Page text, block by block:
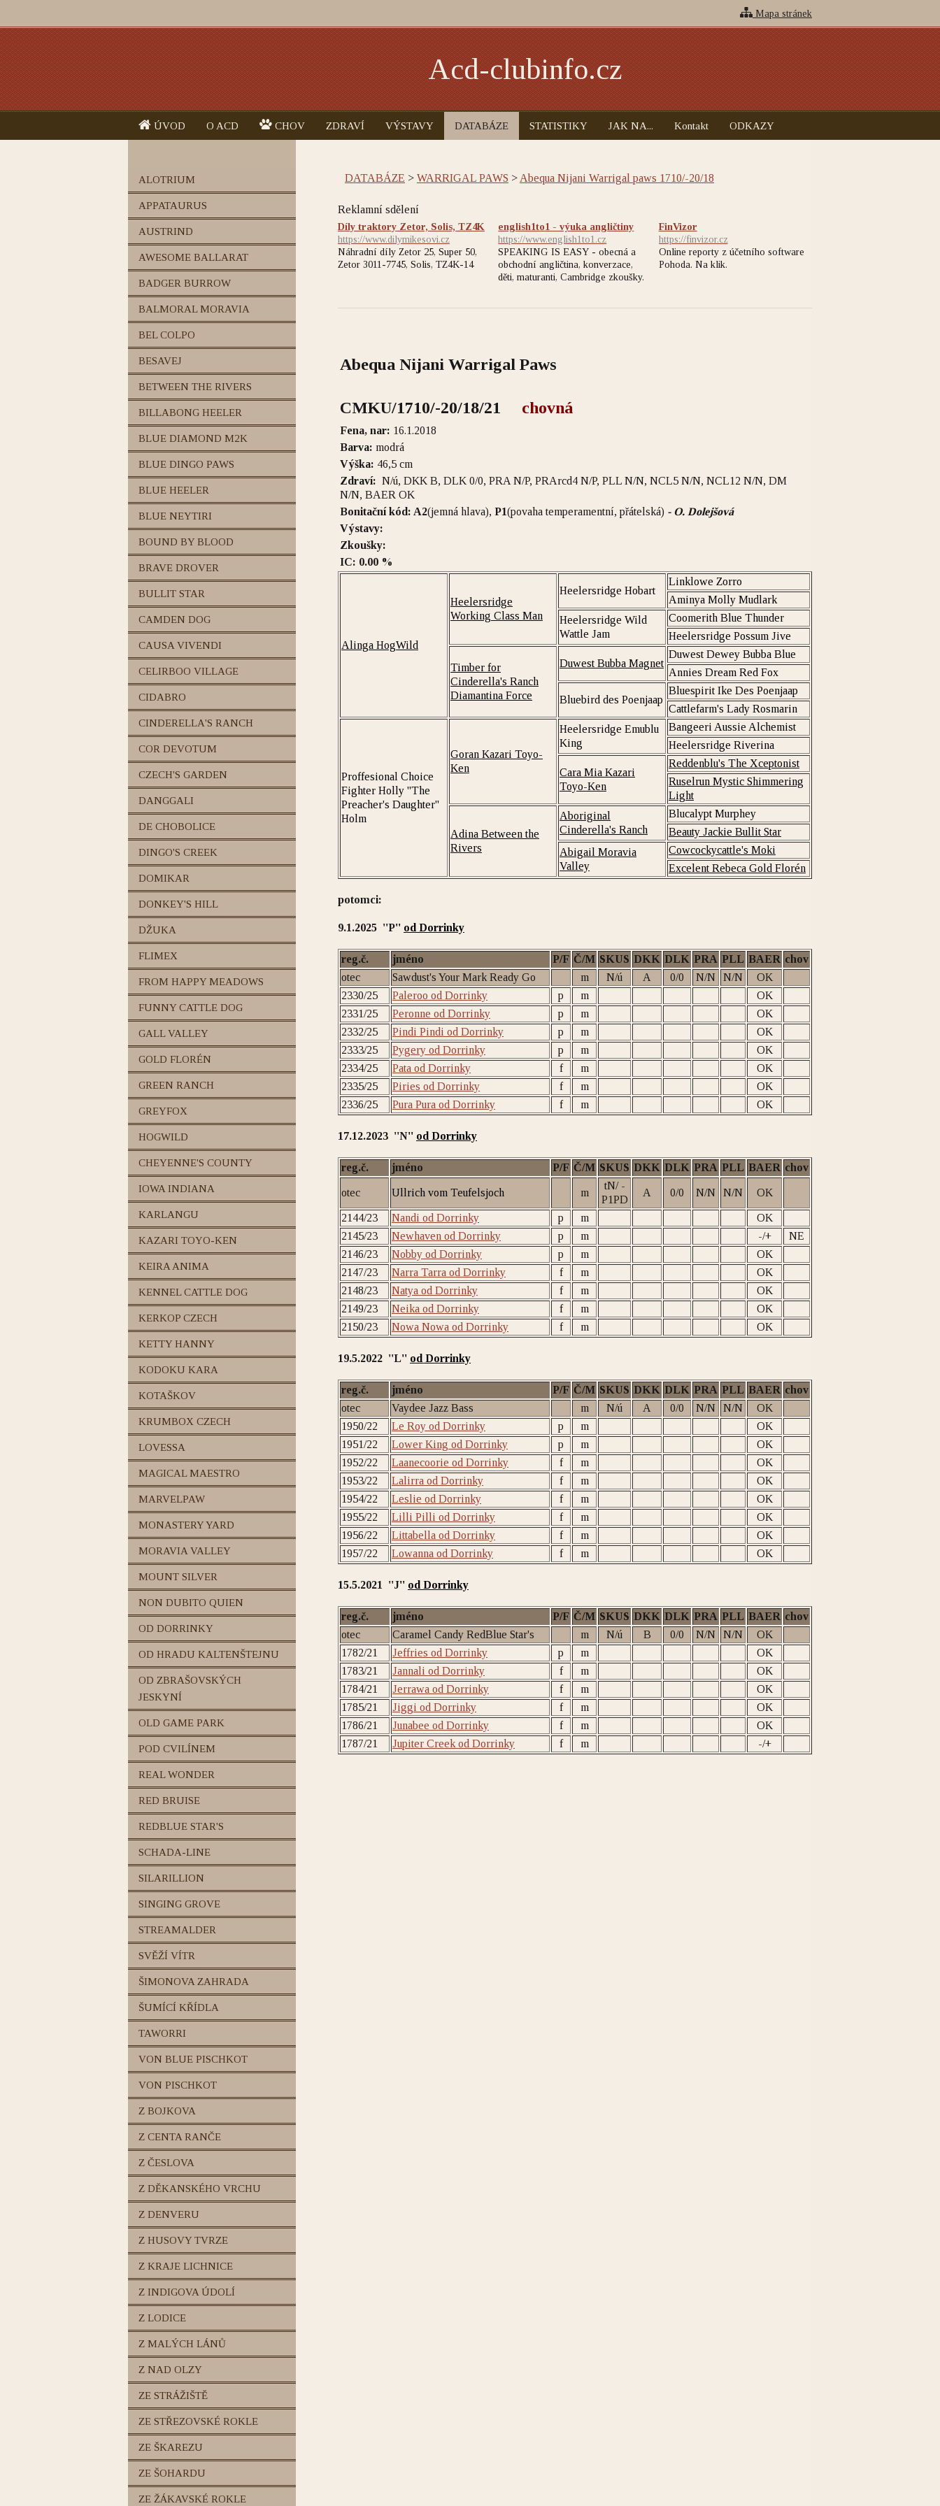
Mapa stránek
Acd-clubinfo.cz
ÚVOD O ACD CHOV ZDRAVÍ VÝSTAVY DATABÁZE STATISTIKY JAK NA... Kontakt ODKAZY
DATABÁZE > WARRIGAL PAWS > Abequa Nijani Warrigal paws 1710/-20/18
Reklamní sdělení
Díly traktory Zetor, Solis, TZ4K
https://www.dilymikesovi.cz
Náhradní díly Zetor 25, Super 50,
Zetor 3011-7745, Solis, TZ4K-14
english1to1 - výuka angličtiny
https://www.english1to1.cz
SPEAKING IS EASY - obecná a
obchodní angličtina, konverzace,
děti, maturanti, Cambridge zkoušky.
FinVizor
https://finvizor.cz
Online reporty z účetního software
Pohoda. Na klik.
Abequa Nijani Warrigal Paws
CMKU/1710/-20/18/21 chovná
Fena, nar: 16.1.2018
Barva: modrá
Výška: 46,5 cm
Zdraví: N/ú, DKK B, DLK 0/0, PRA N/P, PRArcd4 N/P, PLL N/N, NCL5 N/N, NCL12 N/N, DM
N/N, BAER OK
Bonitační kód: A2(jemná hlava), P1(povaha temperamentní, přátelská) - O. Dolejšová
Výstavy:
Zkoušky:
IC: 0.00 %
Alinga HogWild
Heelersridge
Working Class Man
Heelersridge Hobart
Linklowe Zorro
Aminya Molly Mudlark
Heelersridge Wild
Wattle Jam
Coomerith Blue Thunder
Heelersridge Possum Jive
Timber for
Cinderella's Ranch
Diamantina Force
Duwest Bubba Magnet
Duwest Dewey Bubba Blue
Annies Dream Red Fox
Bluebird des Poenjaap
Bluespirit Ike Des Poenjaap
Cattlefarm's Lady Rosmarin
Proffesional Choice
Fighter Holly ''The
Preacher's Daughter''
Holm
Goran Kazari Toyo-
Ken
Heelersridge Emublu
King
Bangeeri Aussie Alchemist
Heelersridge Riverina
Cara Mia Kazari
Toyo-Ken
Reddenblu's The Xceptonist
Ruselrun Mystic Shimmering
Light
Adina Between the
Rivers
Aboriginal
Cinderella's Ranch
Blucalypt Murphey
Beauty Jackie Bullit Star
Abigail Moravia
Valley
Cowcockycattle's Moki
Excelent Rebeca Gold Florén
potomci:
9.1.2025 ''P'' od Dorrinky
reg.č. jméno P/F Č/M SKUS DKK DLK PRA PLL BAER chov
otec
Sawdust's Your Mark Ready Go m N/ú A 0/0 N/N N/N
OK
2330/25
Paleroo od Dorrinky p m
OK
2331/25
Peronne od Dorrinky p m
OK
2332/25
Pindi Pindi od Dorrinky p m
OK
2333/25
Pygery od Dorrinky p m
OK
2334/25
Pata od Dorrinky f m
OK
2335/25
Piries od Dorrinky f m
OK
2336/25
Pura Pura od Dorrinky f m OK
17.12.2023 ''N'' od Dorrinky
reg.č. jméno P/F Č/M SKUS DKK DLK PRA PLL BAER chov
otec Ullrich vom Teufelsjoch m
tN/ -
P1PD
A 0/0 N/N N/N OK
2144/23 Nandi od Dorrinky p m
OK
2145/23
Newhaven od Dorrinky p m -/+
NE
2146/23
Nobby od Dorrinky p m
OK
2147/23
Narra Tarra od Dorrinky f m
OK
2148/23
Natya od Dorrinky f m
OK
2149/23
Neika od Dorrinky f m
OK
2150/23
Nowa Nowa od Dorrinky f m OK
19.5.2022 ''L'' od Dorrinky
reg.č. jméno P/F Č/M SKUS DKK DLK PRA PLL BAER chov
otec
Vaydee Jazz Bass m N/ú A 0/0 N/N N/N
OK
1950/22
Le Roy od Dorrinky p m
OK
1951/22
Lower King od Dorrinky p m
OK
1952/22
Laanecoorie od Dorrinky f m
OK
1953/22
Lalirra od Dorrinky f m
OK
1954/22
Leslie od Dorrinky f m
OK
1955/22
Lilli Pilli od Dorrinky f m
OK
1956/22
Littabella od Dorrinky f m
OK
1957/22
Lowanna od Dorrinky f m OK
15.5.2021 ''J'' od Dorrinky
reg.č. jméno P/F Č/M SKUS DKK DLK PRA PLL BAER chov
otec
Caramel Candy RedBlue Star's m N/ú B 0/0 N/N N/N
OK
1782/21
Jeffries od Dorrinky p m
OK
1783/21
Jannali od Dorrinky f m
OK
1784/21
Jerrawa od Dorrinky f m
OK
1785/21
Jiggi od Dorrinky f m
OK
1786/21
Junabee od Dorrinky f m
OK
1787/21
Jupiter Creek od Dorrinky f m -/+
ALOTRIUM
APPATAURUS
AUSTRIND
AWESOME BALLARAT
BADGER BURROW
BALMORAL MORAVIA
BEL COLPO
BESAVEJ
BETWEEN THE RIVERS
BILLABONG HEELER
BLUE DIAMOND M2K
BLUE DINGO PAWS
BLUE HEELER
BLUE NEYTIRI
BOUND BY BLOOD
BRAVE DROVER
BULLIT STAR
CAMDEN DOG
CAUSA VIVENDI
CELIRBOO VILLAGE
CIDABRO
CINDERELLA'S RANCH
COR DEVOTUM
CZECH'S GARDEN
DANGGALI
DE CHOBOLICE
DINGO'S CREEK
DOMIKAR
DONKEY'S HILL
DŽUKA
FLIMEX
FROM HAPPY MEADOWS
FUNNY CATTLE DOG
GALL VALLEY
GOLD FLORÉN
GREEN RANCH
GREYFOX
HOGWILD
CHEYENNE'S COUNTY
IOWA INDIANA
KARLANGU
KAZARI TOYO-KEN
KEIRA ANIMA
KENNEL CATTLE DOG
KERKOP CZECH
KETTY HANNY
KODOKU KARA
KOTAŠKOV
KRUMBOX CZECH
LOVESSA
MAGICAL MAESTRO
MARVELPAW
MONASTERY YARD
MORAVIA VALLEY
MOUNT SILVER
NON DUBITO QUIEN
OD DORRINKY
OD HRADU KALTENŠTEJNU
OD ZBRAŠOVSKÝCH
JESKYNÍ
OLD GAME PARK
POD CVILÍNEM
REAL WONDER
RED BRUISE
REDBLUE STAR'S
SCHADA-LINE
SILARILLION
SINGING GROVE
STREAMALDER
SVĚŽÍ VÍTR
ŠIMONOVA ZAHRADA
ŠUMÍCÍ KŘÍDLA
TAWORRI
VON BLUE PISCHKOT
VON PISCHKOT
Z BOJKOVA
Z CENTA RANČE
Z ČESLOVA
Z DĚKANSKÉHO VRCHU
Z DENVERU
Z HUSOVY TVRZE
Z KRAJE LICHNICE
Z INDIGOVA ÚDOLÍ
Z LODICE
Z MALÝCH LÁNŮ
Z NAD OLZY
ZE STRÁŽIŠTĚ
ZE STŘEZOVSKÉ ROKLE
ZE ŠKAREZU
ZE ŠOHARDU
ZE ŽÁKAVSKÉ ROKLE